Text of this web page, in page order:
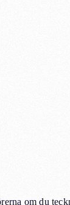
om du